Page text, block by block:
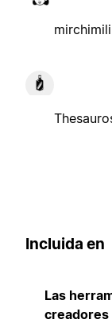
mirchimili
Incluida en
Las
creadores